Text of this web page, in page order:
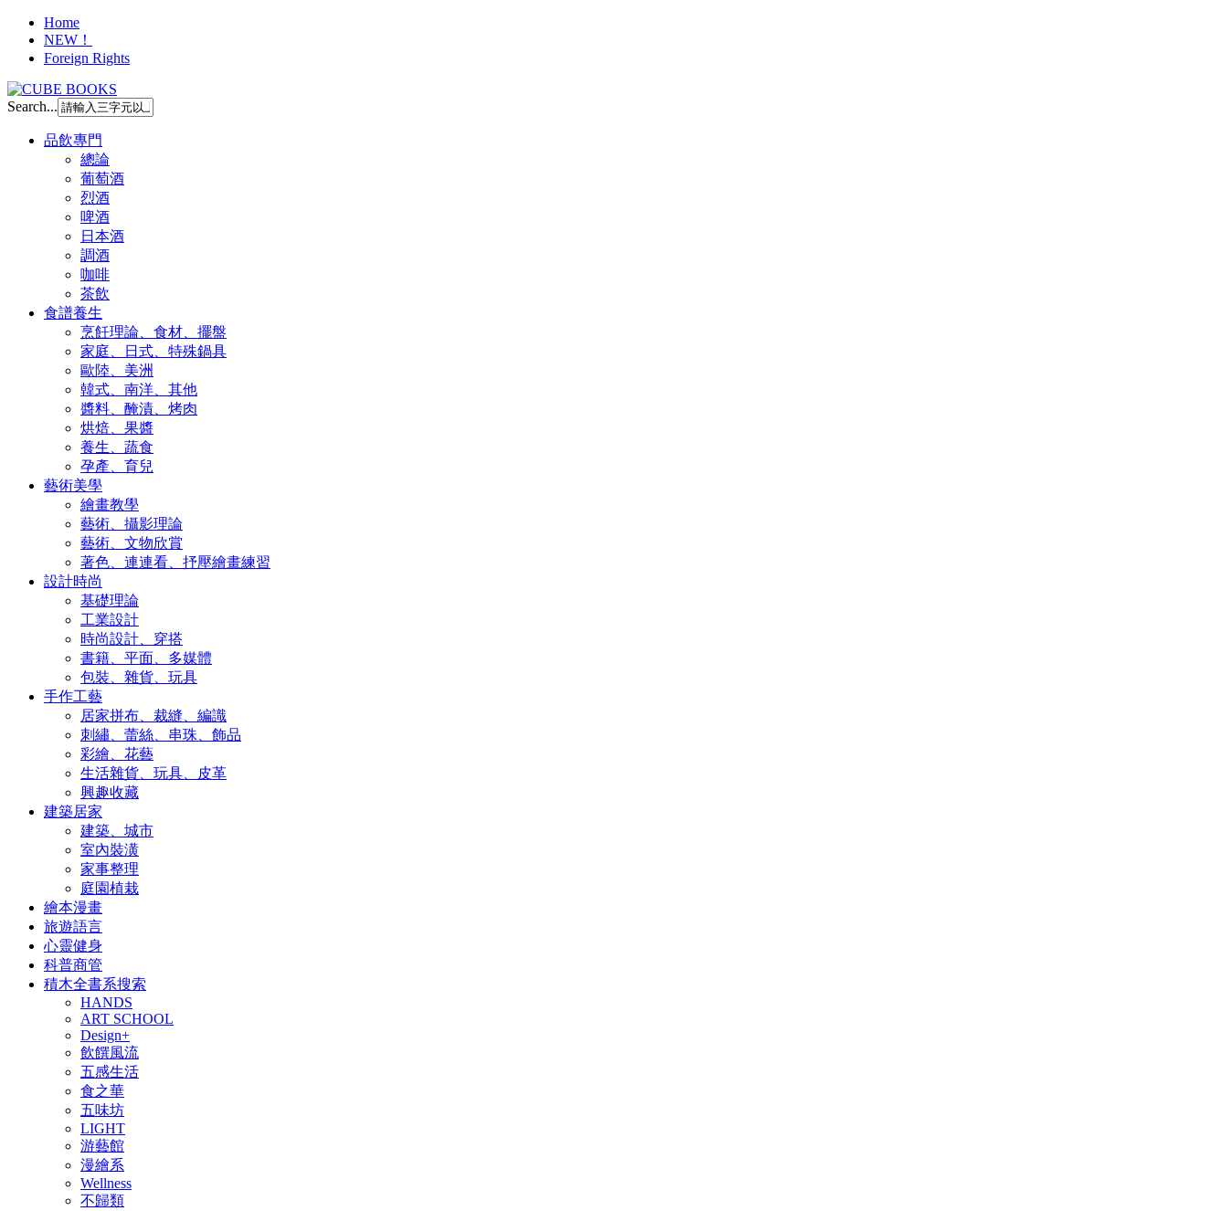
Home
NEW！
Foreign Rights
Search...
品飲專門
總論
葡萄酒
烈酒
啤酒
日本酒
調酒
咖啡
茶飲
食譜養生
烹飪理論、食材、擺盤
家庭、日式、特殊鍋具
歐陸、美洲
韓式、南洋、其他
醬料、醃漬、烤肉
烘焙、果醬
養生、蔬食
孕產、育兒
藝術美學
繪畫教學
藝術、攝影理論
藝術、文物欣賞
著色、連連看、抒壓繪畫練習
設計時尚
基礎理論
工業設計
時尚設計、穿搭
書籍、平面、多媒體
包裝、雜貨、玩具
手作工藝
居家拼布、裁縫、編識
刺繡、蕾絲、串珠、飾品
彩繪、花藝
生活雜貨、玩具、皮革
興趣收藏
建築居家
建築、城市
室內裝潢
家事整理
庭園植栽
繪本漫畫
旅遊語言
心靈健身
科普商管
積木全書系搜索
HANDS
ART SCHOOL
Design+
飲饌風流
五感生活
食之華
五味坊
LIGHT
游藝館
漫繪系
Wellness
不歸類